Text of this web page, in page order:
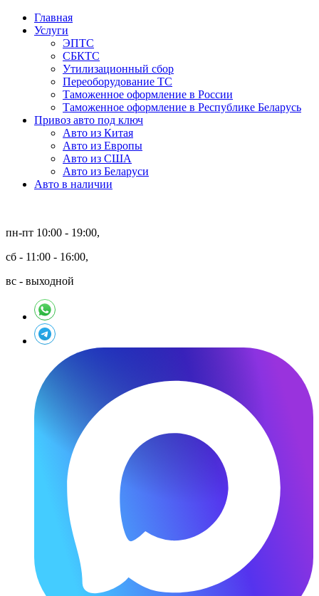
Главная
Услуги
ЭПТС
СБКТС
Утилизационный сбор
Переоборудование ТС
Таможенное оформление в России
Таможенное оформление в Республике Беларусь
Привоз авто под ключ
Авто из Китая
Авто из Европы
Авто из США
Авто из Беларуси
Авто в наличии
пн-пт 10:00 - 19:00,
сб - 11:00 - 16:00,
вс - выходной